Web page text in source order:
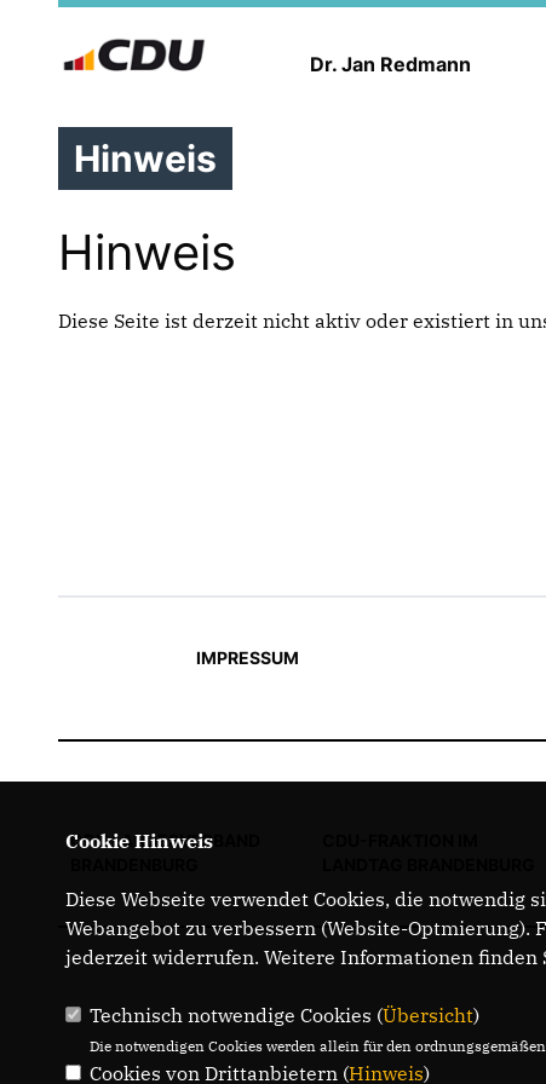
Dr. Jan Redmann
Hinweis
Hinweis
Diese Seite ist derzeit nicht aktiv oder existiert in
IMPRESSUM
CDU LANDESVERBAND
Cookie Hinweis
Diese Webseite verwendet Cookies, die
Webangebot zu verbessern (Website-
jederzeit widerrufen. Weitere Informationen finden
Technisch notwendige Cookies (Übersicht)
Die notwendigen Cookies werden allein für den
Cookies von Drittanbietern (Hinweis)